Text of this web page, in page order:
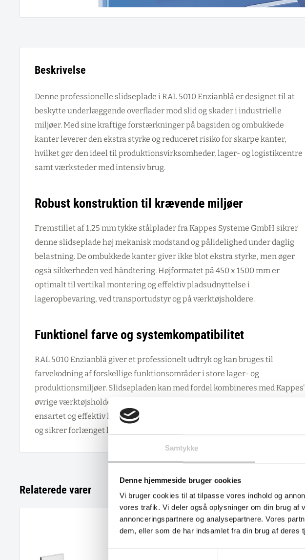
Samtykke
Denne hjemmeside bruger cookies
Vi bruger cookies til at tilpasse vores indhold og
vores trafik. Vi deler også oplysninger om din brug af
annonceringspartnere og analysepartnere. Vores
dem, eller som de har indsamlet fra din brug af deres
Beskrivelse
Denne professionelle slidseplade i RAL 5010 Enzianblå er designet til at
beskytte underlæggende overflader mod slid og skader i industrielle
miljøer. Med sine kraftige forstærkninger på bagsiden og ombukkede
kanter leverer den ekstra styrke og reduceret risiko for skarpe kanter,
hvilket gør den ideel til produktionsvirksomheder, lager- og logistikcentre
samt værksteder med intensiv brug.
Robust konstruktion til krævende miljøer
Fremstillet af 1,25 mm tykke stålplader fra Kappes Systeme GmbH sikrer
denne slidseplade høj mekanisk modstand og pålidelighed under daglig
belastning. De ombukkede kanter giver ikke blot ekstra styrke, men øger
også sikkerheden ved håndtering. Højformatet på 450 x 1500 mm er
optimalt til vertikal montering og effektiv pladsudnyttelse i
lageropbevaring, ved transportudstyr og på værktøjsholdere.
Funktionel farve og systemkompatibilitet
RAL 5010 Enzianblå giver et professionelt udtryk og kan bruges til
farvekodning af forskellige funktionsområder i store lager- og
produktionsmiljøer. Slidsepladen kan med fordel kombineres med Kappes'
øvrige værktøjsholdere og hulplader i samme farve og format for en
ensartet og effektiv lagerindretning, der modstår betydelige belastninger
og sikrer forlænget levetid under intensiv brug.
Relaterede varer